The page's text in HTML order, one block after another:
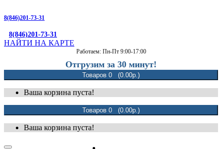
8(846)201-73-31
8(846)201-73-31
НАЙТИ НА КАРТЕ
Работаем: Пн-Пт 9:00-17:00
Отгрузим за 30 минут!
Товаров 0 (0.00р.)
Ваша корзина пуста!
Товаров 0 (0.00р.)
Ваша корзина пуста!